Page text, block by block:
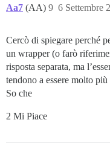
Aa7 (AA) 6 Settembre
9
Cercò di spiegare perché
un wrapper (o farò
risposta separata, ma
tendono a essere molto
So che
2 Mi Piace